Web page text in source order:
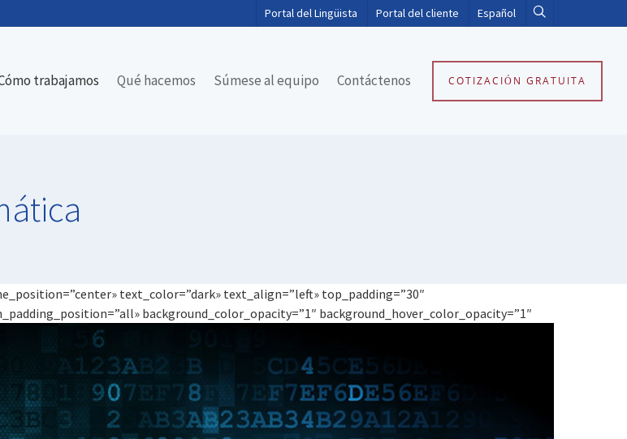
Portal del Lingüista Portal del cliente Español
COTIZACIÓN GRATUITA
trabajamos Qué hacemos Súmese al equipo Contáctenos
text_color=”dark» text_align=”left» top_padding=”30″
background_color_opacity=”1″ background_hover_color_opacity=”1″